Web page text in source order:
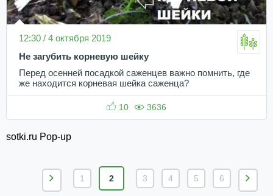
12:30 / 4 октября 2019
Не загубить корневую шейку
Перед осенней посадкой саженцев важно помнить, где
же находится корневая шейка саженца?
10 3636
sotki.ru Pop-up
1 2 3 4 5 6